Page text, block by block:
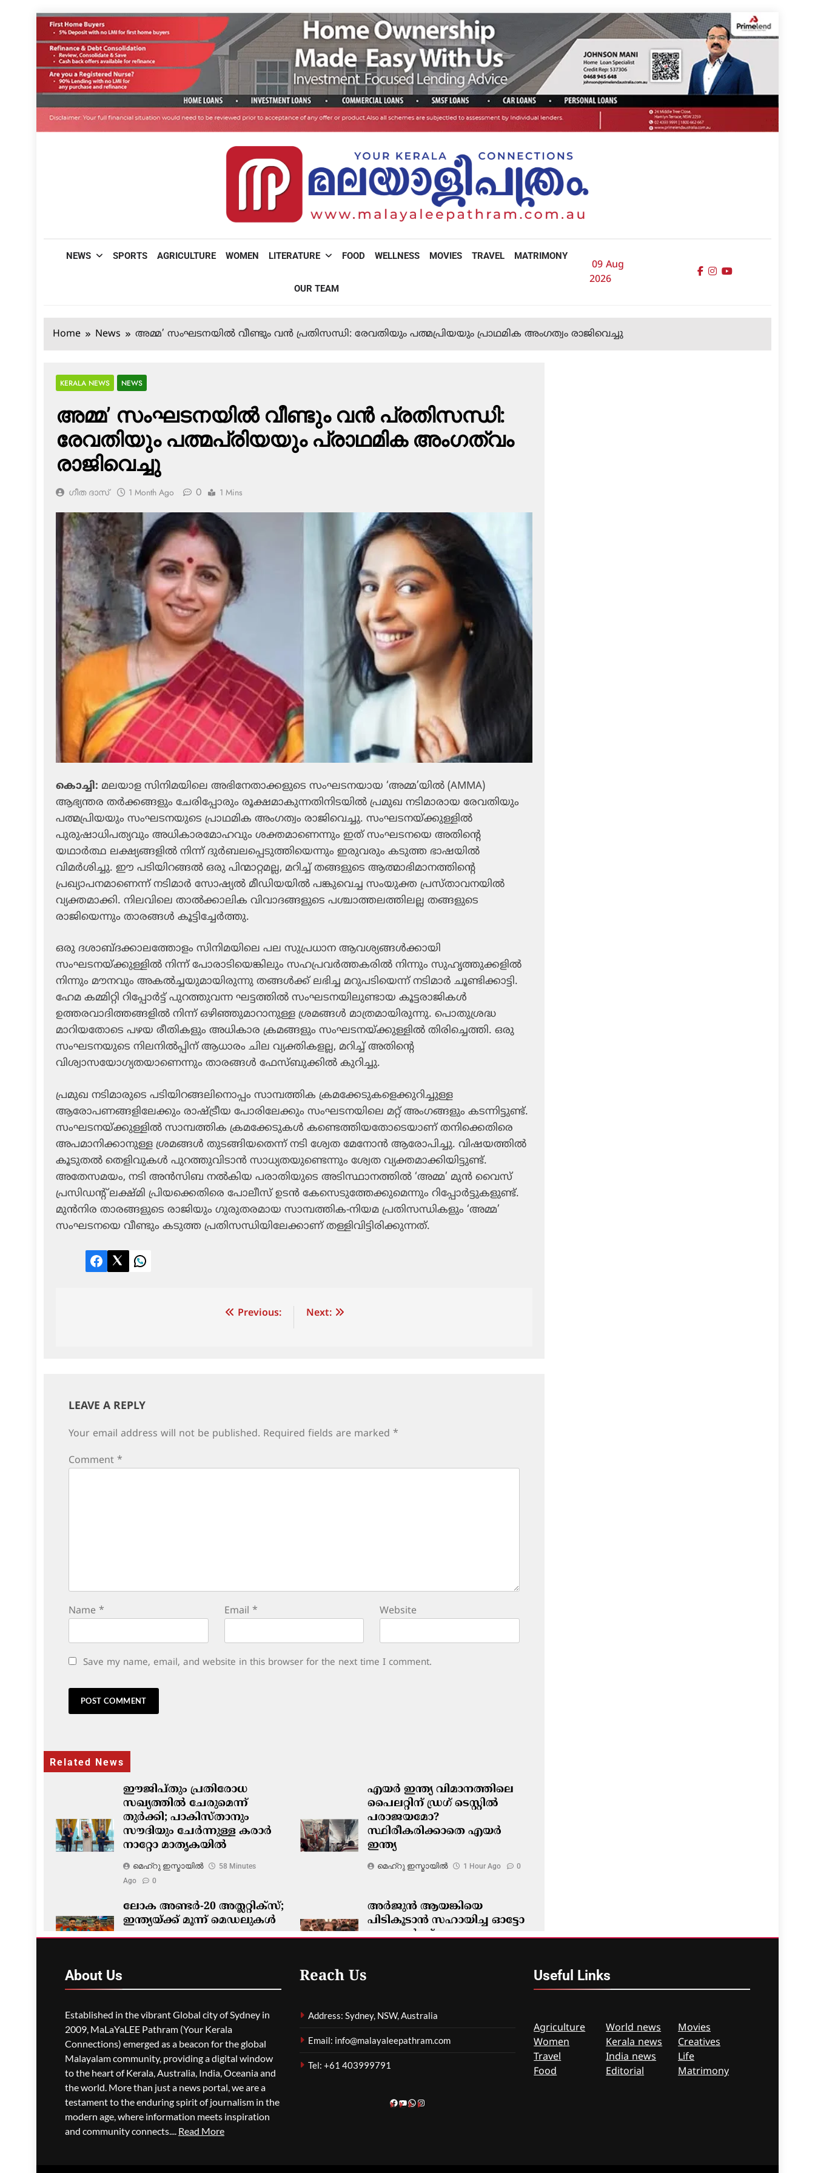
Skip
content
NEWS SPORTS AGRICULTURE WOMEN LITERATURE FOOD WELLNESS MOVIES TRAVEL MATRIMONY
OUR TEAM
09 Aug
2026
Home News അമ്മ’ സംഘടനയിൽ വീണ്ടും വൻ പ്രതിസന്ധി: രേവതിയും പത്മപ്രിയയും പ്രാഥമിക അംഗത്വം രാജിവെച്ചു
KERALA NEWS NEWS
അമ്മ’ സംഘടനയിൽ വീണ്ടും വൻ പ്രതിസന്ധി:
രേവതിയും പത്മപ്രിയയും പ്രാഥമിക അംഗത്വം
രാജിവെച്ചു
ഗീത ദാസ്‌ 1 Month Ago 0 1 Mins
കൊച്ചി: മലയാള സിനിമയിലെ അഭിനേതാക്കളുടെ സംഘടനയായ ‘അമ്മ’യിൽ (AMMA)
ആഭ്യന്തര തർക്കങ്ങളും ചേരിപ്പോരും രൂക്ഷമാകുന്നതിനിടയിൽ പ്രമുഖ നടിമാരായ രേവതിയും
പത്മപ്രിയയും സംഘടനയുടെ പ്രാഥമിക അംഗത്വം രാജിവെച്ചു. സംഘടനയ്ക്കുള്ളിൽ
പുരുഷാധിപത്യവും അധികാരമോഹവും ശക്തമാണെന്നും ഇത് സംഘടനയെ അതിന്റെ
യഥാർത്ഥ ലക്ഷ്യങ്ങളിൽ നിന്ന് ദുർബലപ്പെടുത്തിയെന്നും ഇരുവരും കടുത്ത ഭാഷയിൽ
വിമർശിച്ചു. ഈ പടിയിറങ്ങൽ ഒരു പിന്മാറ്റമല്ല, മറിച്ച് തങ്ങളുടെ ആത്മാഭിമാനത്തിന്റെ
പ്രഖ്യാപനമാണെന്ന് നടിമാർ സോഷ്യൽ മീഡിയയിൽ പങ്കുവെച്ച സംയുക്ത പ്രസ്താവനയിൽ
വ്യക്തമാക്കി. നിലവിലെ താൽക്കാലിക വിവാദങ്ങളുടെ പശ്ചാത്തലത്തിലല്ല തങ്ങളുടെ
രാജിയെന്നും താരങ്ങൾ കൂട്ടിച്ചേർത്തു.
ഒരു ദശാബ്ദക്കാലത്തോളം സിനിമയിലെ പല സുപ്രധാന ആവശ്യങ്ങൾക്കായി
സംഘടനയ്ക്കുള്ളിൽ നിന്ന് പോരാടിയെങ്കിലും സഹപ്രവർത്തകരിൽ നിന്നും സുഹൃത്തുക്കളിൽ
നിന്നും മൗനവും അകൽച്ചയുമായിരുന്നു തങ്ങൾക്ക് ലഭിച്ച മറുപടിയെന്ന് നടിമാർ ചൂണ്ടിക്കാട്ടി.
ഹേമ കമ്മിറ്റി റിപ്പോർട്ട് പുറത്തുവന്ന ഘട്ടത്തിൽ സംഘടനയിലുണ്ടായ കൂട്ടരാജികൾ
ഉത്തരവാദിത്തങ്ങളിൽ നിന്ന് ഒഴിഞ്ഞുമാറാനുള്ള ശ്രമങ്ങൾ മാത്രമായിരുന്നു. പൊതുശ്രദ്ധ
മാറിയതോടെ പഴയ രീതികളും അധികാര ക്രമങ്ങളും സംഘടനയ്ക്കുള്ളിൽ തിരിച്ചെത്തി. ഒരു
സംഘടനയുടെ നിലനിൽപ്പിന് ആധാരം ചില വ്യക്തികളല്ല, മറിച്ച് അതിന്റെ
വിശ്വാസയോഗ്യതയാണെന്നും താരങ്ങൾ ഫേസ്ബുക്കിൽ കുറിച്ചു.
പ്രമുഖ നടിമാരുടെ പടിയിറങ്ങലിനൊപ്പം സാമ്പത്തിക ക്രമക്കേടുകളെക്കുറിച്ചുള്ള
ആരോപണങ്ങളിലേക്കും രാഷ്ട്രീയ പോരിലേക്കും സംഘടനയിലെ മറ്റ് അംഗങ്ങളും കടന്നിട്ടുണ്ട്.
സംഘടനയ്ക്കുള്ളിൽ സാമ്പത്തിക ക്രമക്കേടുകൾ കണ്ടെത്തിയതോടെയാണ് തനിക്കെതിരെ
അപമാനിക്കാനുള്ള ശ്രമങ്ങൾ തുടങ്ങിയതെന്ന് നടി ശ്വേത മേനോൻ ആരോപിച്ചു. വിഷയത്തിൽ
കൂടുതൽ തെളിവുകൾ പുറത്തുവിടാൻ സാധ്യതയുണ്ടെന്നും ശ്വേത വ്യക്തമാക്കിയിട്ടുണ്ട്.
അതേസമയം, നടി അൻസിബ നൽകിയ പരാതിയുടെ അടിസ്ഥാനത്തിൽ ‘അമ്മ’ മുൻ വൈസ്
പ്രസിഡന്റ് ലക്ഷ്മി പ്രിയക്കെതിരെ പോലീസ് ഉടൻ കേസെടുത്തേക്കുമെന്നും റിപ്പോർട്ടുകളുണ്ട്.
മുൻനിര താരങ്ങളുടെ രാജിയും ഗുരുതരമായ സാമ്പത്തിക-നിയമ പ്രതിസന്ധികളും ‘അമ്മ’
സംഘടനയെ വീണ്ടും കടുത്ത പ്രതിസന്ധിയിലേക്കാണ് തള്ളിവിട്ടിരിക്കുന്നത്.
Facebook
TwitterLinkedIn
Previous: Next:
LEAVE A REPLY
Your email address will not be published. Required fields are marked *
Comment *
Name * Email * Website
Save my name, email, and website in this browser for the next time I comment.
Related News
ഈജിപ്തും പ്രതിരോധ
സഖ്യത്തിൽ ചേരുമെന്ന്
തുർക്കി; പാകിസ്താനും
സൗദിയും ചേർന്നുള്ള കരാർ
നാറ്റോ മാതൃകയിൽ
മെഹ്റു ഇസ്മായില്‍
58 Minutes
Ago
0
എയർ ഇന്ത്യ വിമാനത്തിലെ
പൈലറ്റിന് ഡ്രഗ് ടെസ്റ്റിൽ
പരാജയമോ?
സ്ഥിരീകരിക്കാതെ എയർ
ഇന്ത്യ
മെഹ്റു ഇസ്മായില്‍ 1 Hour Ago 0
ലോക അണ്ടർ-20 അത്ലറ്റിക്സ്;
ഇന്ത്യയ്ക്ക് മൂന്ന് മെഡലുകൾ
മെഹ്റു ഇസ്മായില്‍ 1 Hour Ago 0
അർജുൻ ആയങ്കിയെ
പിടികൂടാൻ സഹായിച്ച ഓട്ടോ
ഡ്രൈവർക്ക് ഒരു ലക്ഷം രൂപ
About Us
Established in the vibrant Global city of Sydney in
2009, MaLaYaLEE Pathram (Your Kerala
Connections) emerged as a beacon for the global
Malayalam community, providing a digital window
to the heart of Kerala, Australia, India, Oceania and
the world. More than just a news portal, we are a
testament to the enduring spirit of journalism in the
modern age, where information meets inspiration
and community connects.... Read More
Reach Us
Address: Sydney, NSW, Australia
Email: info@malayaleepathram.com
Tel: +61 403999791
Facebook
YouTube
WhatsApp
Instagram
Useful Links
Agriculture
Women
Travel
Food
World news
Kerala news
India news
Editorial
Movies
Creatives
Life
Matrimony